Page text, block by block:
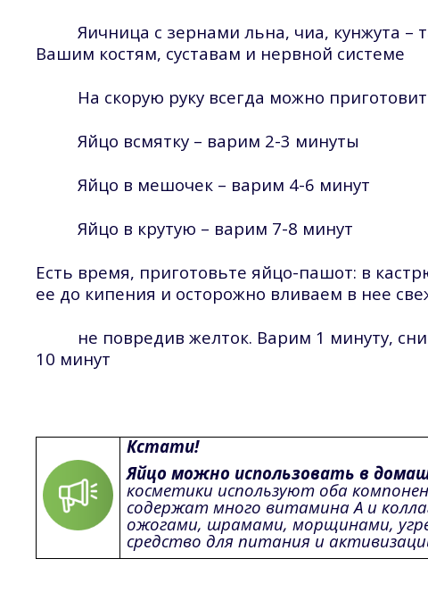
Яичница с зернами льна, чиа, кунжута –
Вашим костям, суставам и нервной системе
На скорую руку всегда можно
Яйцо всмятку – варим 2-3 минуты
Яйцо в мешочек – варим 4-6 минут
Яйцо в крутую – варим 7-8 минут
Есть время, приготовьте яйцо-пашот: в
ее до кипения и осторожно вливаем в нее
не повредив желток. Варим 1 минуту,
10 минут
Кстати!
Яйцо можно использовать в
косметики используют оба
содержат много витамина А и
ожогами, шрамами, морщинами,
средство для питания и